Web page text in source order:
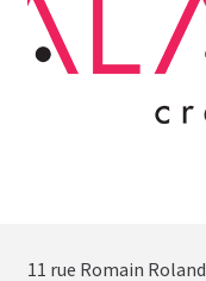
11 rue Romain Roland